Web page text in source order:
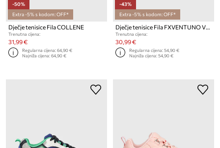
-50%
Extra -5% s kodom: OFF*
Dječje tenisice Fila COLLENE
Trenutna cijena:
31,99 €
Regularna cijena:64,90 €
Najniža cijena:64,90 €
-43%
Extra -5% s kodom: OFF*
Trenutna cijena:
30,99 €
Regularna cijena:54,90 €
Najniža cijena:54,90 €